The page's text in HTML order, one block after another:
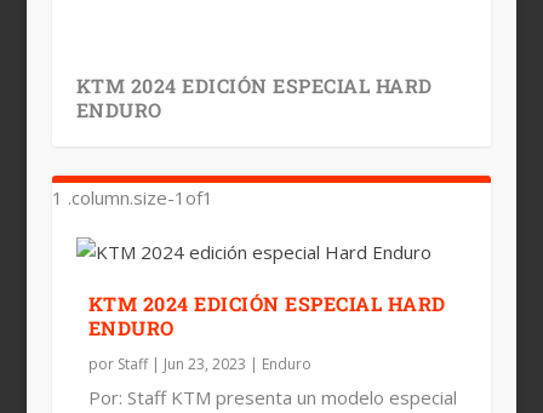
KTM 2024 EDICIÓN ESPECIAL HARD
ENDURO
KTM 2024 EDICIÓN ESPECIAL HARD
ENDURO
por Staff| Jun 23, 2023 | Enduro
Por: Staff KTM presenta un modelo especial